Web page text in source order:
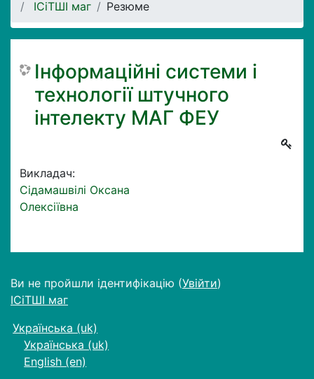
ІСіТШІ маг
Резюме
Інформаційні системи і
технології штучного
інтелекту МАГ ФЕУ
Викладач:
Сідамашвілі Оксана
Олексіївна
Ви не пройшли ідентифікацію (Увійти)
ІСіТШІ маг
Українська ‎(uk)‎
Українська ‎(uk)‎
English ‎(en)‎